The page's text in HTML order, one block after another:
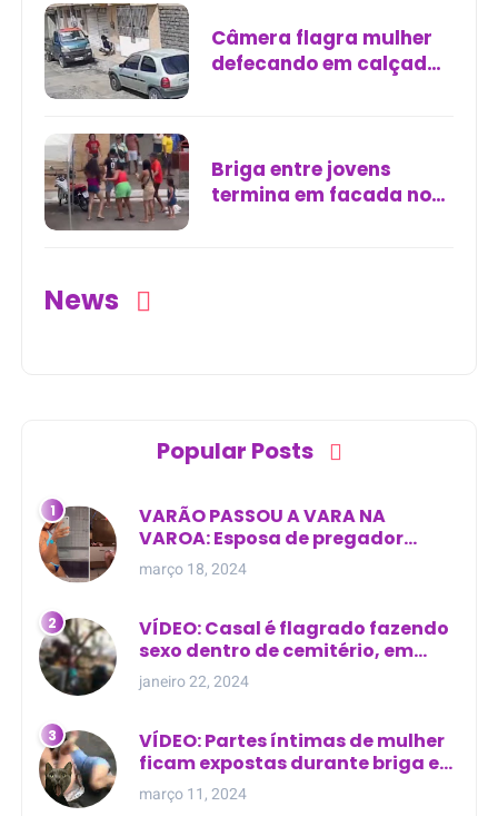
Câmera flagra mulher
defecando em calçada
Briga entre jovens
termina em facada no
News
Popular Posts
VARÃO PASSOU A VARA NA
VAROA: Esposa de pregador
evangélico descobre
relacionamento extra-conjugal
março 18, 2024
VÍDEO: Casal é flagrado fazendo
sexo dentro de cemitério, em
cima de túmulo no Maranhão
janeiro 22, 2024
VÍDEO: Partes íntimas de mulher
ficam expostas durante briga em
Manaus
março 11, 2024